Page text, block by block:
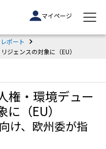
マイページ
ポート
ジェンスの対象に（EU）
権・環境デュー
（EU）
け、欧州委が指